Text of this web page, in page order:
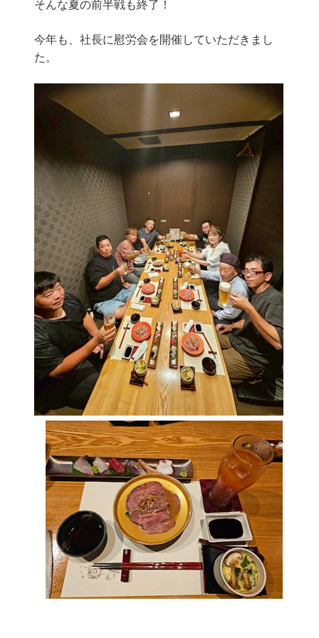
そんな夏の前半戦も終了！
今年も、社長に慰労会を開催していただきまし
た。